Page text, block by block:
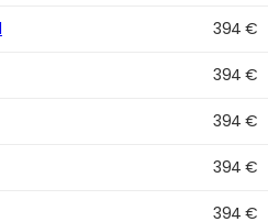
394 €
394 €
394 €
394 €
394 €